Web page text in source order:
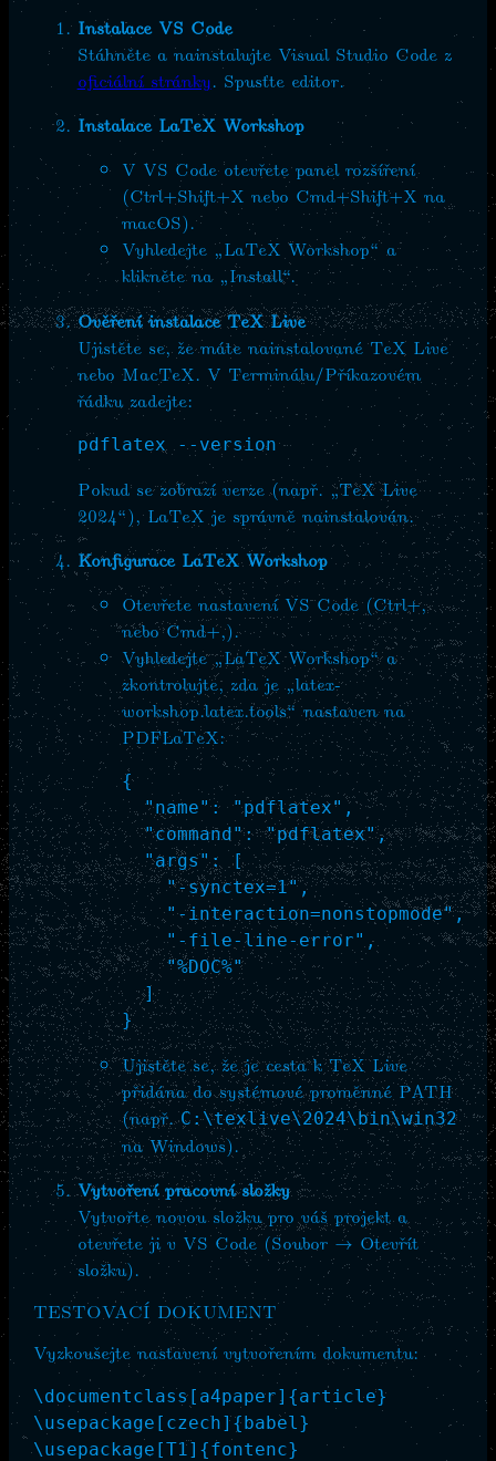
Instalace VS Code
Stáhněte a nainstalujte Visual Studio Code z
oficiální stránky. Spusťte editor.
Instalace LaTeX Workshop
V VS Code otevřete panel rozšíření
(Ctrl+Shift+X nebo Cmd+Shift+X na
macOS).
Vyhledejte „LaTeX Workshop“ a
klikněte na „Install“.
Ověření instalace TeX Live
Ujistěte se, že máte nainstalované TeX Live
nebo MacTeX. V Terminálu/Příkazovém
řádku zadejte:
Pokud se zobrazí verze (např. „TeX Live
2024“), LaTeX je správně nainstalován.
Konfigurace LaTeX Workshop
Otevřete nastavení VS Code (Ctrl+,
nebo Cmd+,).
Vyhledejte „LaTeX Workshop“ a
zkontrolujte, zda je „latex-
workshop.latex.tools“ nastaven na
PDFLaTeX:
{
  "name": "pdflatex",
  "command": "pdflatex",
  "args": [
    "-synctex=1",
    "-interaction=nonstopmode",
    "-file-line-error",
    "%DOC%"
  ]
Ujistěte se, že je cesta k TeX Live
přidána do systémové proměnné PATH
(např.C:\texlive\2024\bin\win32
na Windows).
Vytvoření pracovní složky
Vytvořte novou složku pro váš projekt a
otevřete ji v VS Code (Soubor → Otevřít
složku).
TESTOVACÍ DOKUMENT
Vyzkoušejte nastavení vytvořením dokumentu:
\documentclass[a4paper]{article}
\usepackage[czech]{babel}
\usepackage[T1]{fontenc}